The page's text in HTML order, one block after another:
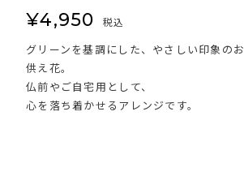
¥4,950 税込
グリーンを基調にした、やさしい印象のお
供え花。
仏前やご自宅用として、
心を落ち着かせるアレンジです。